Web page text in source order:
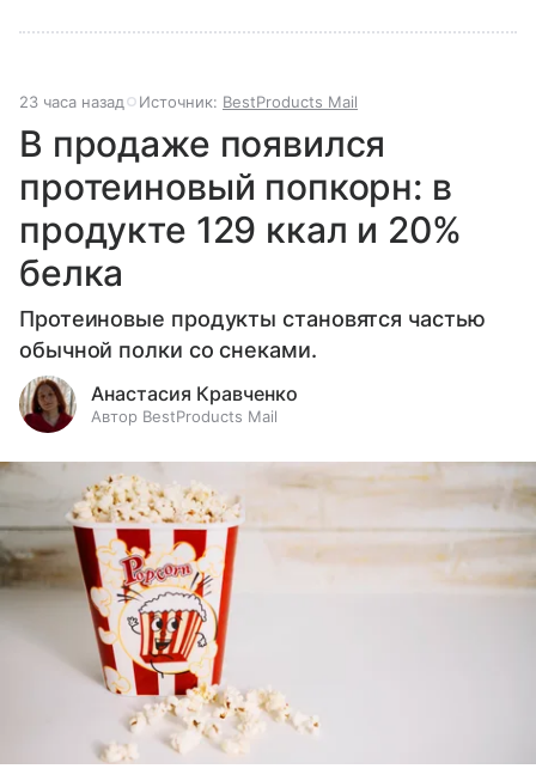
23 часа назад Источник: BestProducts Mail
В продаже появился
протеиновый попкорн: в
продукте 129 ккал и 20%
белка
Протеиновые продукты становятся частью
обычной полки со снеками.
Анастасия Кравченко
Автор BestProducts Mail